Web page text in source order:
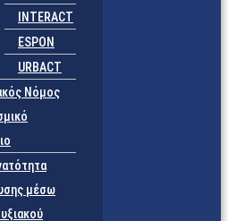
INTERACT
ESPON
URBACT
Νόμος
μέσω